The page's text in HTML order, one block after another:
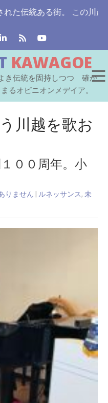
ある街。 この川越をは
KAWAGOE
き伝統を固持しつつ 確か
るオピニオンメデイア。
川越を歌お
００周年。小
りません ルネッサンス, 未